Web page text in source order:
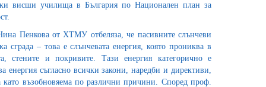
висши училища в България по Национален план за
Пенкова от ХТМУ отбеляза, че пасивните слънчеви
сграда – това е слънчевата енергия, която прониква в
стените и покривите. Тази енергия категорично е
енергия съгласно всички закони, наредби и директиви,
като възобновяема по различни причини. Според проф.